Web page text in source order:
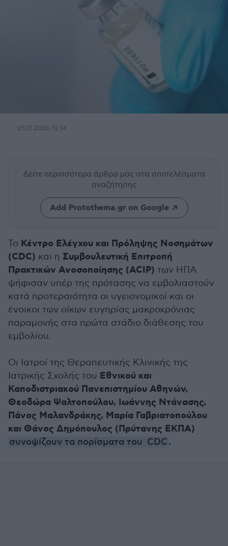
05.12.2020, 12:14
Δείτε περισσότερα άρθρα μας στα αποτελέσματα
αναζήτησης
Add Protothema.gr on Google
Το Κέντρο Ελέγχου και Πρόληψης Νοσημάτων
(CDC) και η Συμβουλευτική Επιτροπή
Πρακτικών Ανοσοποίησης (ACIP) των ΗΠΑ
ψήφισαν υπέρ της πρότασης να εμβολιαστούν
κατά προτεραιότητα οι υγειονομικοί και οι
ένοικοι των οίκων ευγηρίας μακροχρόνιας
παραμονής στα πρώτα στάδιο διάθεσης του
εμβολίου.
Οι Ιατροί της Θεραπευτικής Κλινικής της
Ιατρικής Σχολής του Εθνικού και
Καποδιστριακού Πανεπιστημίου Αθηνών,
Θεοδώρα Ψαλτοπούλου, Ιωάννης Ντάνασης,
Πάνος Μαλανδράκης, Μαρία Γαβριατοπούλου
και Θάνος Δημόπουλος (Πρύτανης ΕΚΠΑ)
συνοψίζουν τα πορίσματα του CDC.